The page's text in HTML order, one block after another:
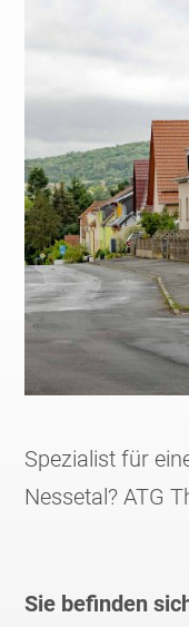
Spezialist für
Nessetal? ATG
Sie befinden